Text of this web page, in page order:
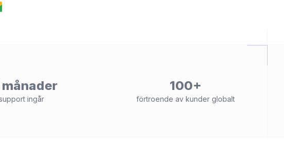
månader
ingår
100+
förtroende av kunder globalt